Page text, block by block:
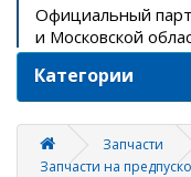
Официальный
и Московской
Категории
Запчасти
Запчасти на